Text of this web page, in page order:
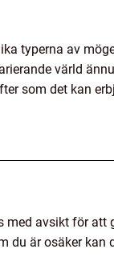
typerna av
värld
som det kan
avsikt för att
du är osäker kan